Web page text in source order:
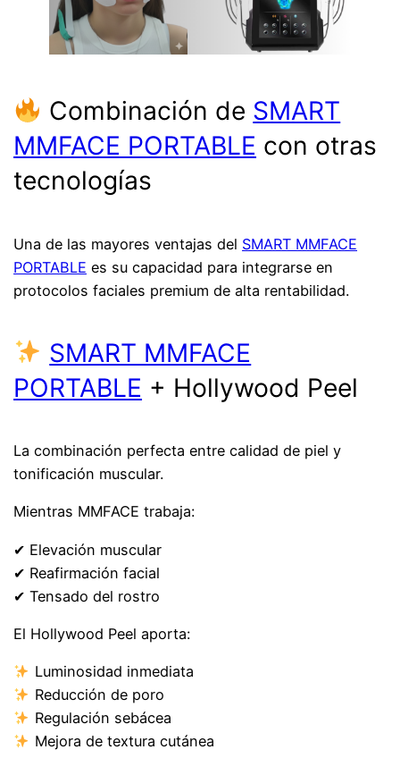
Combinación de SMART
MMFACE PORTABLE con otras
tecnologías
Una de las mayores ventajas del SMART MMFACE
PORTABLE es su capacidad para integrarse en
protocolos faciales premium de alta rentabilidad.
SMART MMFACE
PORTABLE + Hollywood Peel
La combinación perfecta entre calidad de piel y
tonificación muscular.
Mientras MMFACE trabaja:
✔ Elevación muscular
✔ Reafirmación facial
✔ Tensado del rostro
El Hollywood Peel aporta:
Luminosidad inmediata
Reducción de poro
Regulación sebácea
Mejora de textura cutánea